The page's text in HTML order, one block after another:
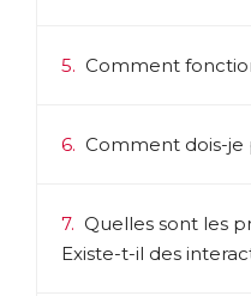
du système locomoteur
tendons), ainsi que sur la
inégalable.
Télécharger la fiche
5. Comment
6. Comment dois-je
7. Quelles sont les
Existe-t-il des